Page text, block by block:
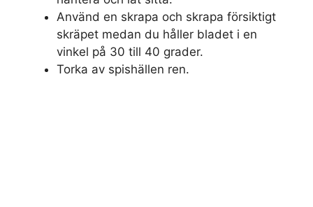
Använd en skrapa och skrapa försiktigt
skräpet medan du håller bladet i en
vinkel på 30 till 40 grader.
Torka av spishällen ren.